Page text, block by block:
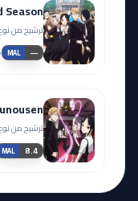
ترشيح من
MAL —
ترشيح من
MAL 8.4